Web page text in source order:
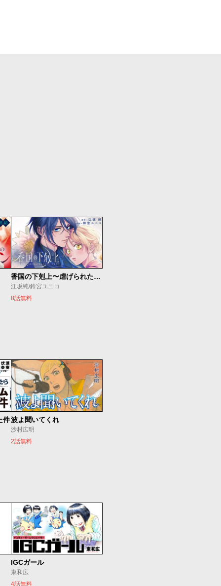
香国の下剋上〜虐げられた調香師は不遇の皇子と天下を狙う〜
江坂純/鈴宮ユニコ
8話無料
件波よ聞いてくれ
沙村広明
2話無料
IGCガール
東和広
4話無料